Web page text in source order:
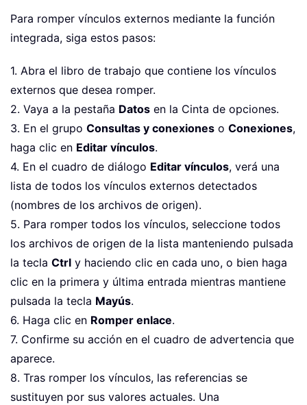
Para romper vínculos externos mediante la función
integrada, siga estos pasos:
1. Abra el libro de trabajo que contiene los vínculos
externos que desea romper.
2. Vaya a la pestaña Datos en la Cinta de opciones.
3. En el grupo Consultas y conexiones o Conexiones,
haga clic en Editar vínculos.
4. En el cuadro de diálogo Editar vínculos, verá una
lista de todos los vínculos externos detectados
(nombres de los archivos de origen).
5. Para romper todos los vínculos, seleccione todos
los archivos de origen de la lista manteniendo pulsada
la tecla Ctrl y haciendo clic en cada uno, o bien haga
clic en la primera y última entrada mientras mantiene
pulsada la tecla Mayús.
6. Haga clic en Romper enlace.
7. Confirme su acción en el cuadro de advertencia que
aparece.
8. Tras romper los vínculos, las referencias se
sustituyen por sus valores actuales. Una